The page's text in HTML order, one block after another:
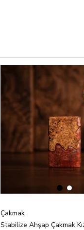
Çakmak